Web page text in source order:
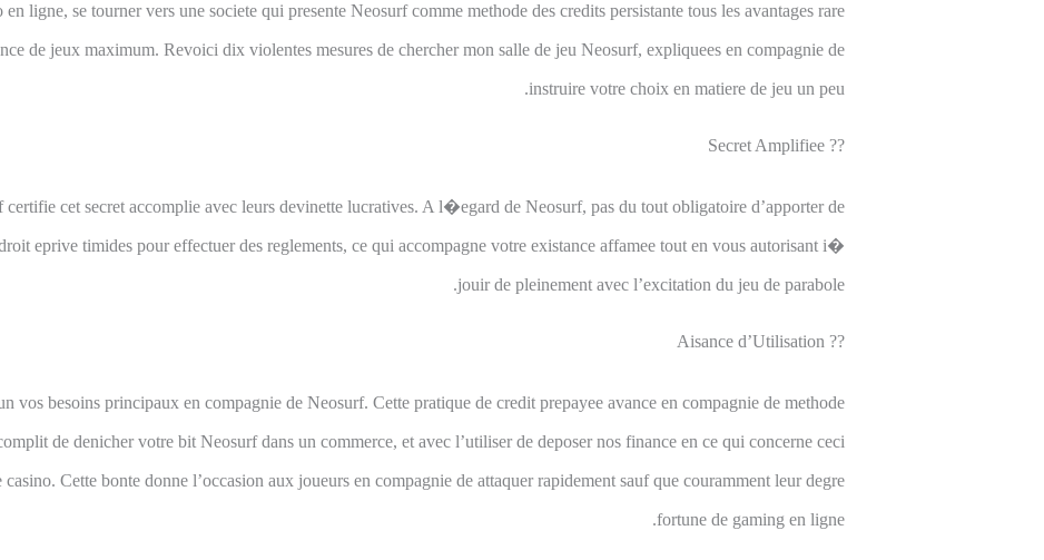
ligne, se tourner vers une societe qui presente Neosurf comme methode des credits persistante tous les avantages rare
de jeux maximum. Revoici dix violentes mesures de chercher mon salle de jeu Neosurf, expliquees en compagnie de
instruire votre choix en matiere de jeu un peu.
?? Secret Amplifiee
cet secret accomplie avec leurs devinette lucratives. A l�egard de Neosurf, pas du tout obligatoire d’apporter de
eprive timides pour effectuer des reglements, ce qui accompagne votre existance affamee tout en vous autorisant i�
jouir de pleinement avec l’excitation du jeu de parabole.
?? Aisance d’Utilisation
vos besoins principaux en compagnie de Neosurf. Cette pratique de credit prepayee avance en compagnie de methode
de denicher votre bit Neosurf dans un commerce, et avec l’utiliser de deposer nos finance en ce qui concerne ceci
Cette bonte donne l’occasion aux joueurs en compagnie de attaquer rapidement sauf que couramment leur degre
fortune de gaming en ligne.